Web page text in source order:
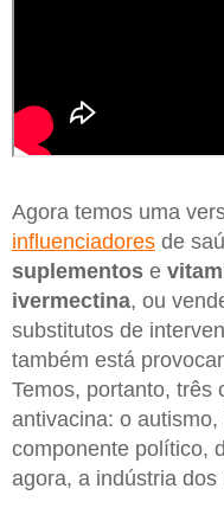
Agora temos uma
influenciadores de
suplementos e
ivermectina, ou
substitutos de
também está
Temos, portanto, três
antivacina: o
componente político,
agora, a indústria